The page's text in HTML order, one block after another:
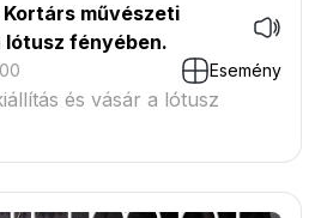
Kortárs művészeti
lótusz fényében.
Esemény
és vásár a lótusz